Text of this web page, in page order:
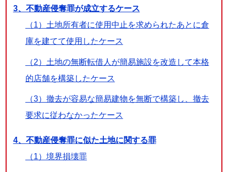
3、不動産侵奪罪が成立するケース
（1）土地所有者に使用中止を求められたあとに倉
庫を建てて使用したケース
（2）土地の無断転借人が簡易施設を改造して本格
的店舗を構築したケース
（3）撤去が容易な簡易建物を無断で構築し、撤去
要求に従わなかったケース
4、不動産侵奪罪に似た土地に関する罪
（1）境界損壊罪